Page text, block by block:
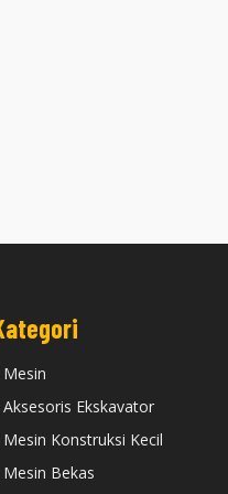
Mesin
Aksesoris Ekskavator
Mesin Konstruksi Kecil
Mesin Bekas